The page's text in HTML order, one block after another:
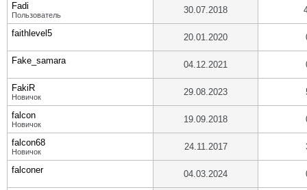
Fadi
Пользователь 30.07.2018
faithlevel5 20.01.2020
Fake_samara 04.12.2021
FakiR
Новичок 29.08.2023
falcon
Новичок 19.09.2018
falcon68
Новичок 24.11.2017
falconer 04.03.2024